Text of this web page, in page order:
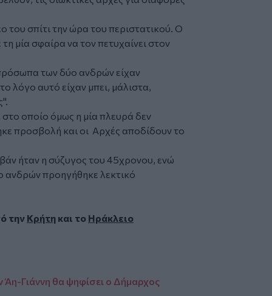
του σπίτι την ώρα του περιστατικού. Ο
μία σφαίρα να τον πετυχαίνει στον
των δύο ανδρών είχαν
λόγο αυτό είχαν μπει, μάλιστα,
στο οποίο όμως η μία πλευρά δεν
προσβολή και οι Αρχές αποδίδουν το
ήταν η σύζυγος του 45χρονου, ενώ
ανδρών προηγήθηκε λεκτικό
την Κρήτη και το Ηράκλειο
Άη-Γιάννη θα ψηφίσει ο Δήμαρχος